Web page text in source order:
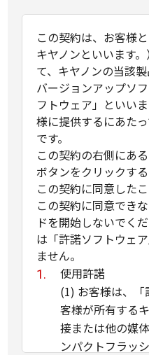
この契約は、お客様
キヤノンといいます
て、キヤノンの当該
バージョンアップソ
フトウェア」といい
様に提供するにあた
です。
この契約の右側にあ
ボタンをクリックす
この契約に同意した
この契約に同意でき
ドを開始しないでく
は「許諾ソフトウェ
ません。
使用許諾
(1) お客様は、
客様が所有する
接または他の媒
ンパクトフラッ